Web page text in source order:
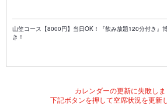
山笠コース【8000円】当日OK！『飲み放題120分付き』
き！
カレンダーの更新に失敗しま
下記ボタンを押して空席状況を更新